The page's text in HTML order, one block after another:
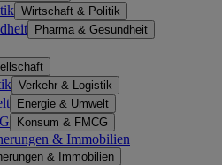
Wirtschaft & Politik
Pharma & Gesundheit
Verkehr & Logistik
Energie & Umwelt
Konsum & FMCG
& Immobilien
& Immobilien